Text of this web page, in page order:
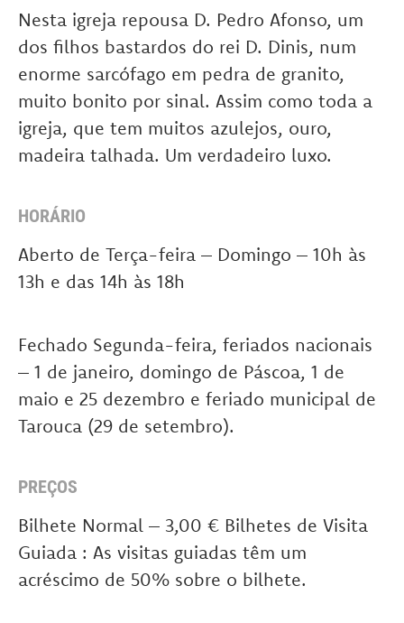
Nesta igreja repousa D. Pedro Afonso, um
dos filhos bastardos do rei D. Dinis, num
enorme sarcófago em pedra de granito,
muito bonito por sinal. Assim como toda a
igreja, que tem muitos azulejos, ouro,
madeira talhada. Um verdadeiro luxo.
HORÁRIO
Aberto de Terça-feira – Domingo – 10h às
13h e das 14h às 18h
Fechado Segunda-feira, feriados nacionais
– 1 de janeiro, domingo de Páscoa, 1 de
maio e 25 dezembro e feriado municipal de
Tarouca (29 de setembro).
PREÇOS
Bilhete Normal – 3,00 € Bilhetes de Visita
Guiada : As visitas guiadas têm um
acréscimo de 50% sobre o bilhete.